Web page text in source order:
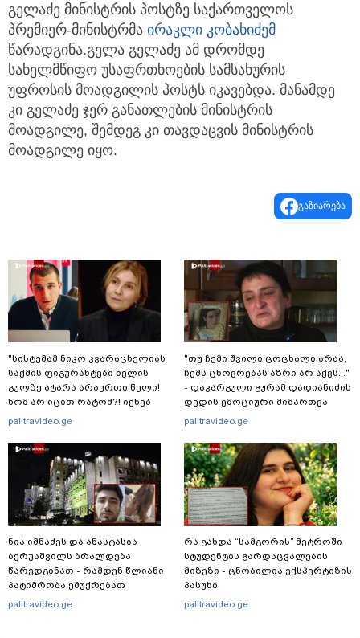
გელაძე მინისტრის პოსტზე საქართველოს
პრემიერ-მინისტრმა ირაკლი კობახიძემ
წარადგინა.გელა გელაძე ამ დრომდე
სახელმწიფო უსაფრთხოების სამსახურის
უფროსის მოადგილის პოსტს იკავებდა. მანამდე
კი გელაძე ჯერ განათლების მინისტრის
მოადგილე, შემდეგ კი თავდაცვის მინისტრის
მოადგილე იყო.
გაზიარება
"სისტემამ ნიკო კვარაცხელიას
საქმის ფიგურანტები ხელის
გულზე ატარა არაერთი წელი!
ხომ არ იცით რატომ?! იქნებ
იმიტომ რომ თავად
კვარაცხელიას დედა
განცხადებას ავრცელებს
palitravideo.ge
ნია იმნაძეს და ანასტასია
ბერუაშვილს ბრალდება
წარედგინათ - რამდენ წლიანი
პატიმრობა ემუქრებათ
არასრულწლოვნებს?
palitravideo.ge
"თუ ჩემი შვილი ცოცხალი არაა,
ჩემს ცხოვრებას აზრი არ აქვს..."
- დაკარგული გურამ დადიანიძის
დედის ემოციური მიმართვა
palitravideo.ge
რა გახდა “სამგორის” მეტროში
სტუდენტის გარდაცვალების
მიზეზი - ცნობილია ექსპერტიზის
პასუხი
palitravideo.ge